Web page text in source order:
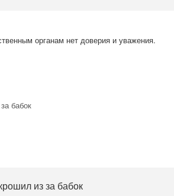
органам нет доверия и уважения.
бабок
из за бабок